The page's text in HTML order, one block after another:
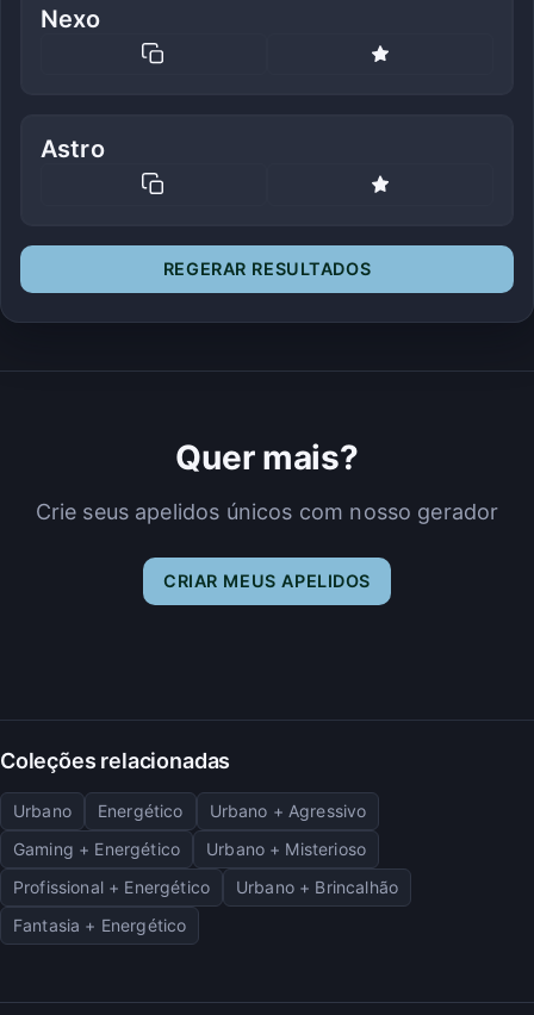
Nexo
Astro
REGERAR RESULTADOS
Quer mais?
Crie seus apelidos únicos com nosso gerador
CRIAR MEUS APELIDOS
Coleções relacionadas
Urbano Energético
Urbano + Agressivo
Gaming + Energético
Urbano + Misterioso
Profissional + Energético
Urbano + Brincalhão
Fantasia + Energético